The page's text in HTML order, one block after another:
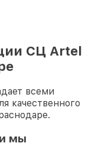
СЦ Artel
всеми
качественного
мы